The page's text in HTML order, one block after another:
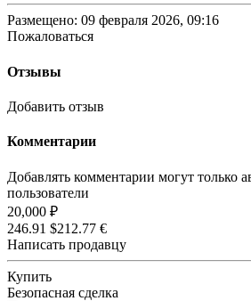
Размещено: 09 февраля 2026, 09:16
Пожаловаться
Отзывы
Добавить отзыв
Комментарии
Добавлять комментарии могут только
пользователи
20,000 ₽
246.91 $212.77 €
Написать продавцу
Купить
Безопасная сделка